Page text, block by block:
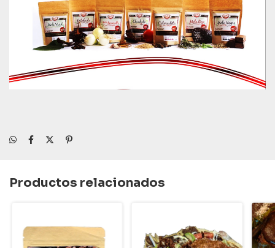
Productos relacionados